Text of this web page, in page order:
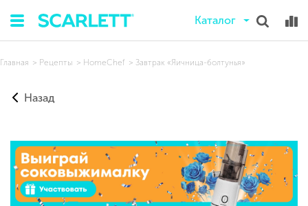
Каталог
Главная Рецепты HomeChef Завтрак «Яичница-болтунья»
Назад